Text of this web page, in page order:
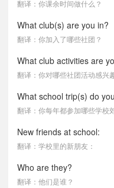
翻译：你课余时间做什么？
What club(s) are you in?
翻译：你加入了哪些社团？
What club activities are
翻译：你对哪些社团活动感兴
What school trip(s) do
翻译：你每年都参加哪些学校
New friends at school:
翻译：学校里的新朋友：
Who are they?
翻译：他们是谁？